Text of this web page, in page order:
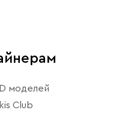
моделей
Club